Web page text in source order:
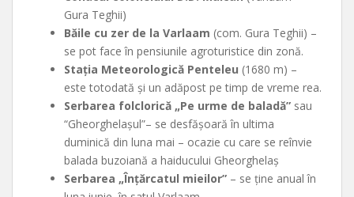
Gura Teghii)
Băile cu zer de la Varlaam (com. Gura Teghii) –
se pot face în pensiunile agroturistice din zonă.
Staţia Meteorologică Penteleu (1680 m) –
este totodată şi un adăpost pe timp de vreme rea.
Serbarea folclorică „Pe urme de baladă” sau
“Gheorghelaşul”– se desfăşoară în ultima
duminică din luna mai – ocazie cu care se reînvie
balada buzoiană a haiducului Gheorghelaş
Serbarea „Înţărcatul mieilor” – se ţine anual în